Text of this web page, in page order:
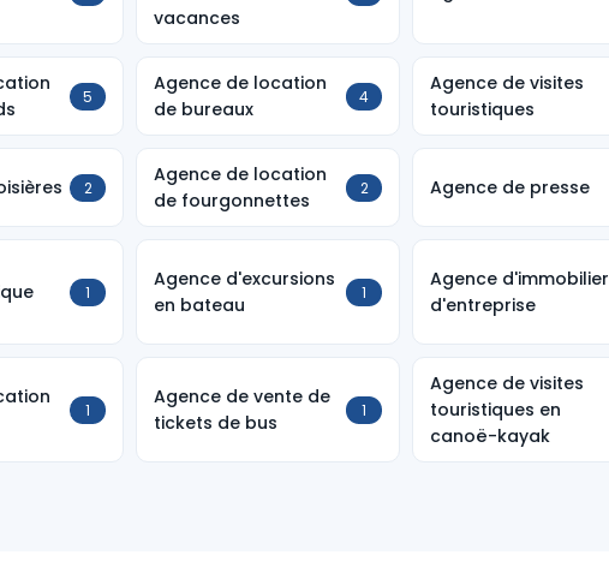
vacances
5
Agence de location
de bureaux
4
Agence de visites
touristiques
2
Agence de location
de fourgonnettes
2 Agence de presse
1
Agence d'excursions
en bateau
1
Agence d'immobilier
d'entreprise
1
Agence de vente de
tickets de bus
1
Agence de visites
touristiques en
canoë-kayak